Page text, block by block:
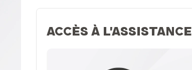
ACCÈS À L'ASSISTANCE